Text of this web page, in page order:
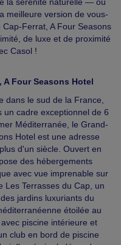
meilleure version de vous-
Ferrat, A Four Seasons
de luxe et de proximité
Casol !
A Four Seasons Hotel
dans le sud de la France,
un cadre exceptionnel de 6
Méditerranée, le Grand-
Hotel est une adresse
d'un siècle. Ouvert en
des hébergements
avec vue imprenable sur
Les Terrasses du Cap, un
jardins luxuriants du
étoilée au
piscine intérieure et
club en bord de piscine